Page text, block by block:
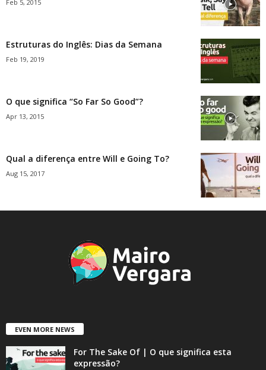
Feb 5, 2015
Estruturas do Inglês: Dias da Semana
Feb 19, 2019
O que significa “So Far So Good”?
Apr 13, 2015
Qual a diferença entre Will e Going To?
Aug 15, 2017
EVEN MORE NEWS
For The Sake Of | O que significa esta
expressão?